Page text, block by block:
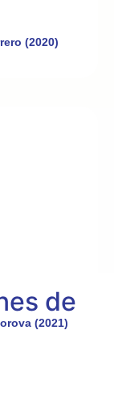
(2020)
(2021)
de